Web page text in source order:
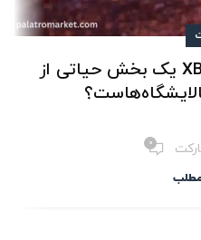
چرا فلاشر ضد انفجار XB11 یک بخش حیاتی از
۰